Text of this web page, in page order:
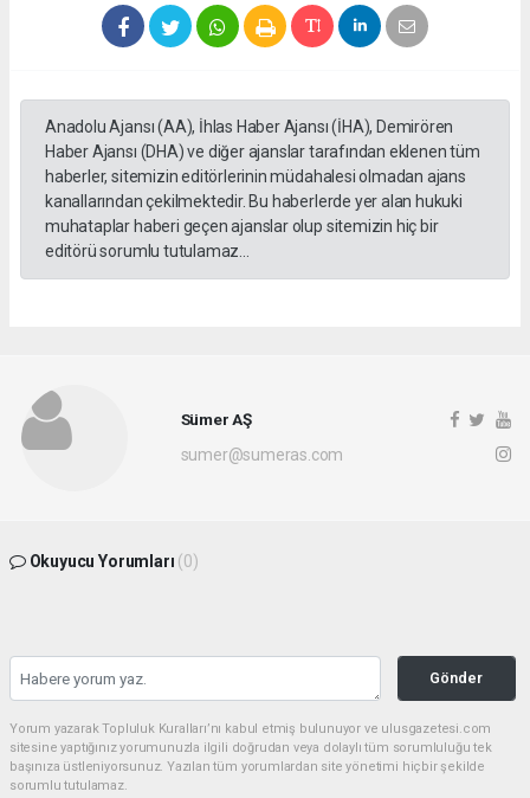
Anadolu Ajansı (AA), İhlas Haber Ajansı (İHA), Demirören
Haber Ajansı (DHA) ve diğer ajanslar tarafından eklenen tüm
haberler, sitemizin editörlerinin müdahalesi olmadan ajans
kanallarından çekilmektedir. Bu haberlerde yer alan hukuki
muhataplar haberi geçen ajanslar olup sitemizin hiç bir
editörü sorumlu tutulamaz...
Sümer AŞ
sumer@sumeras.com
Okuyucu Yorumları (0)
Gönder
Yorum yazarak Topluluk Kuralları’nı kabul etmiş bulunuyor ve ulusgazetesi.com
sitesine yaptığınız yorumunuzla ilgili doğrudan veya dolaylı tüm sorumluluğu tek
başınıza üstleniyorsunuz. Yazılan tüm yorumlardan site yönetimi hiçbir şekilde
sorumlu tutulamaz.